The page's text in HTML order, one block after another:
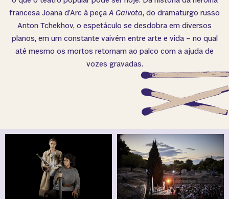
francesa Joana d’Arc à peça A Gaivota, do dramaturgo russo
Anton Tchekhov, o espetáculo se desdobra em diversos
planos, em um constante vaivém entre arte e vida – no qual
até mesmo os mortos retornam ao palco com a ajuda de
vozes gravadas.